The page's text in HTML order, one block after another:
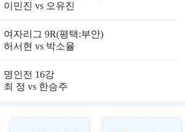
이민진 vs 오유진
여자리그 9R(평택:부안)
허서현 vs 박소율
명인전 16강
최 정 vs 한승주